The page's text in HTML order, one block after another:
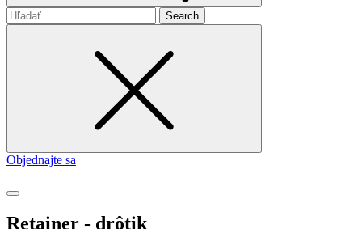
Search
for
Objednajte sa
Retainer - drôtik